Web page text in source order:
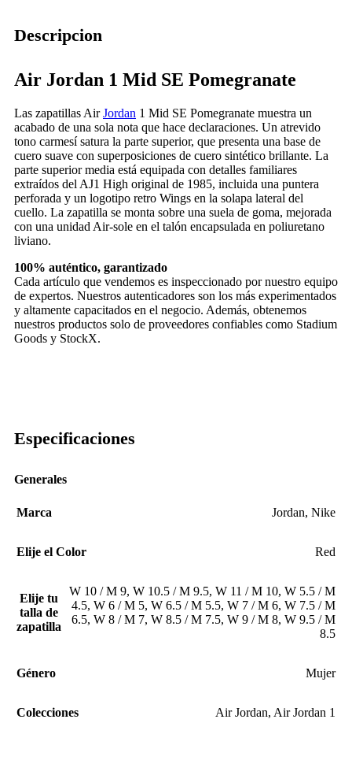
Descripcion
Air Jordan 1 Mid SE Pomegranate
Las zapatillas AirJordan 1 Mid SE Pomegranate muestra un
acabado de una sola nota que hace declaraciones. Un atrevido
tono carmesí satura la parte superior, que presenta una base de
cuero suave con superposiciones de cuero sintético brillante. La
parte superior media está equipada con detalles familiares
extraídos del AJ1 High original de 1985, incluida una puntera
perforada y un logotipo retro Wings en la solapa lateral del
cuello. La zapatilla se monta sobre una suela de goma, mejorada
con una unidad Air-sole en el talón encapsulada en poliuretano
liviano.
100% auténtico, garantizado
Cada artículo que vendemos es inspeccionado por nuestro equipo
de expertos. Nuestros autenticadores son los más experimentados
y altamente capacitados en el negocio. Además, obtenemos
nuestros productos solo de proveedores confiables como Stadium
Goods y StockX.
Especificaciones
Generales
Marca Jordan, Nike
Elije el Color Red
Elije tu
talla de
zapatilla
W 10 / M 9, W 10.5 / M 9.5, W 11 / M 10, W 5.5 / M
4.5, W 6 / M 5, W 6.5 / M 5.5, W 7 / M 6, W 7.5 / M
6.5, W 8 / M 7, W 8.5 / M 7.5, W 9 / M 8, W 9.5 / M
8.5
Género Mujer
Colecciones Air Jordan, Air Jordan 1